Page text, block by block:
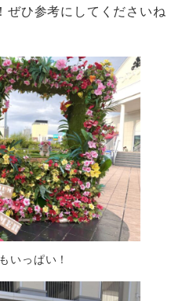
ぜひ参考にしてくださいね
いっぱい！